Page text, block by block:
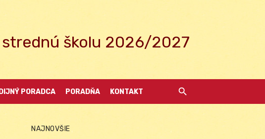
strednú školu 2026/2027
PORADCA PORADŇA KONTAKT
NAJNOVŠIE